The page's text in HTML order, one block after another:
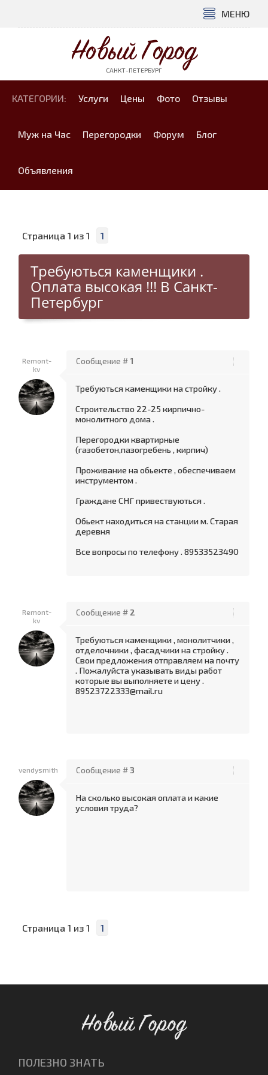
МЕНЮ
Новый Город
САНКТ-ПЕТЕРБУРГ
КАТЕГОРИИ: Услуги Цены Фото Отзывы
Муж на Час Перегородки Форум Блог
Объявления
Страница 1 из 1 1
Требуються каменщики .
Оплата высокая !!! В Санкт-
Петербург
Remont-
kv
Сообщение #1
Требуються каменщики на стройку .
Строительство 22-25 кирпично-
монолитного дома .
Перегородки квартирные
(газобетон,пазогребень , кирпич)
Проживание на обьекте , обеспечиваем
инструментом .
Граждане СНГ привествуються .
Обьект находиться на станции м. Старая
деревня
Все вопросы по телефону . 89533523490
Remont-
kv
Сообщение # 2
Требуються каменщики , монолитчики ,
отделочники , фасадчики на стройку .
Свои предложения отправляем на почту
. Пожалуйста указывать виды работ
которые вы выполняете и цену .
89523722333@mail.ru
vendysmith Сообщение #3
На сколько высокая оплата и какие
условия труда?
Страница 1 из 1 1
Новый Город
ПОЛЕЗНО ЗНАТЬ